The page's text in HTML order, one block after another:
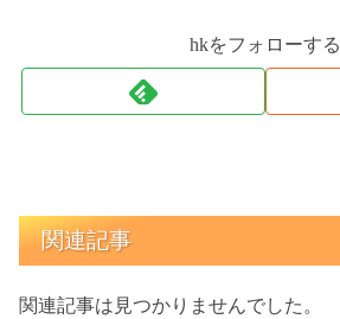
hkをフォローする
関連記事
関連記事は見つかりませんでした。